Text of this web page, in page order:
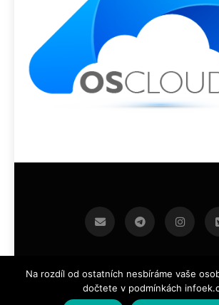
infoek.cz 2026.Developed By
Na rozdíl od ostatních nesbíráme vaše
dočtete v podmínkách